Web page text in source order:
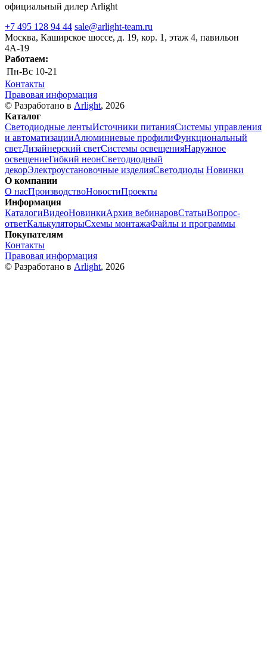
официальный дилер Arlight
+7 495 128 94 44 sale@arlight-team.ru
Москва, Каширское шоссе, д. 19, кор. 1, этаж 4, павильон
4А-19
Работаем:
Пн-Вс 10-21
Контакты
Правовая информация
© Разработано в Arlight, 2026
Каталог
Светодиодные лентыИсточники питанияСистемы управления
и автоматизацииАлюминиевые профилиФункциональный
светДизайнерский светСистемы освещенияНаружное
освещениеГибкий неонСветодиодный
декорЭлектроустановочные изделияСветодиоды Новинки
О компании
О насПроизводствоНовостиПроекты
Информация
КаталогиВидеоНовинкиАрхив вебинаровСтатьиВопрос-
ответКалькуляторыСхемы монтажаФайлы и программы
Покупателям
Контакты
Правовая информация
© Разработано в Arlight, 2026